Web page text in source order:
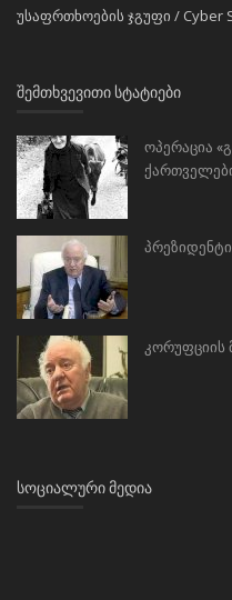
უსაფრთხოების ჯგუფი / Cyber
ᲨᲔᲛᲗᲮᲕᲔᲕᲘᲗᲘ ᲡᲢᲐᲢᲘᲔᲑᲘ
ოპერაცია
კორუფციის
ᲡᲝᲪᲘᲐᲚᲣᲠᲘ ᲛᲔᲓᲘᲐ